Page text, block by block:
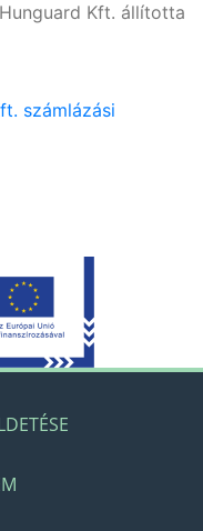
Kft. állította
számlázási